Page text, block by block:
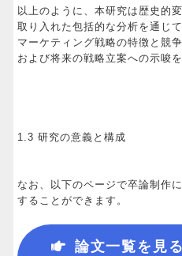
以上のように、本研究は歴史的
取り入れた包括的な分析を通じ
マーケティング戦略の特徴と競
および将来の戦略立案への示唆
1.3 研究の意義と構成
なお、以下のページで卒論制作
することができます。
論文一覧を見る